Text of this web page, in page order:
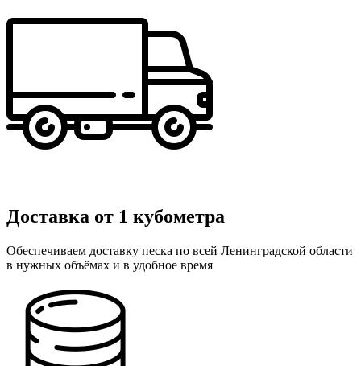
Доставка от 1 кубометра
Обеспечиваем доставку песка по всей Ленинградской области
в нужных объёмах и в удобное время